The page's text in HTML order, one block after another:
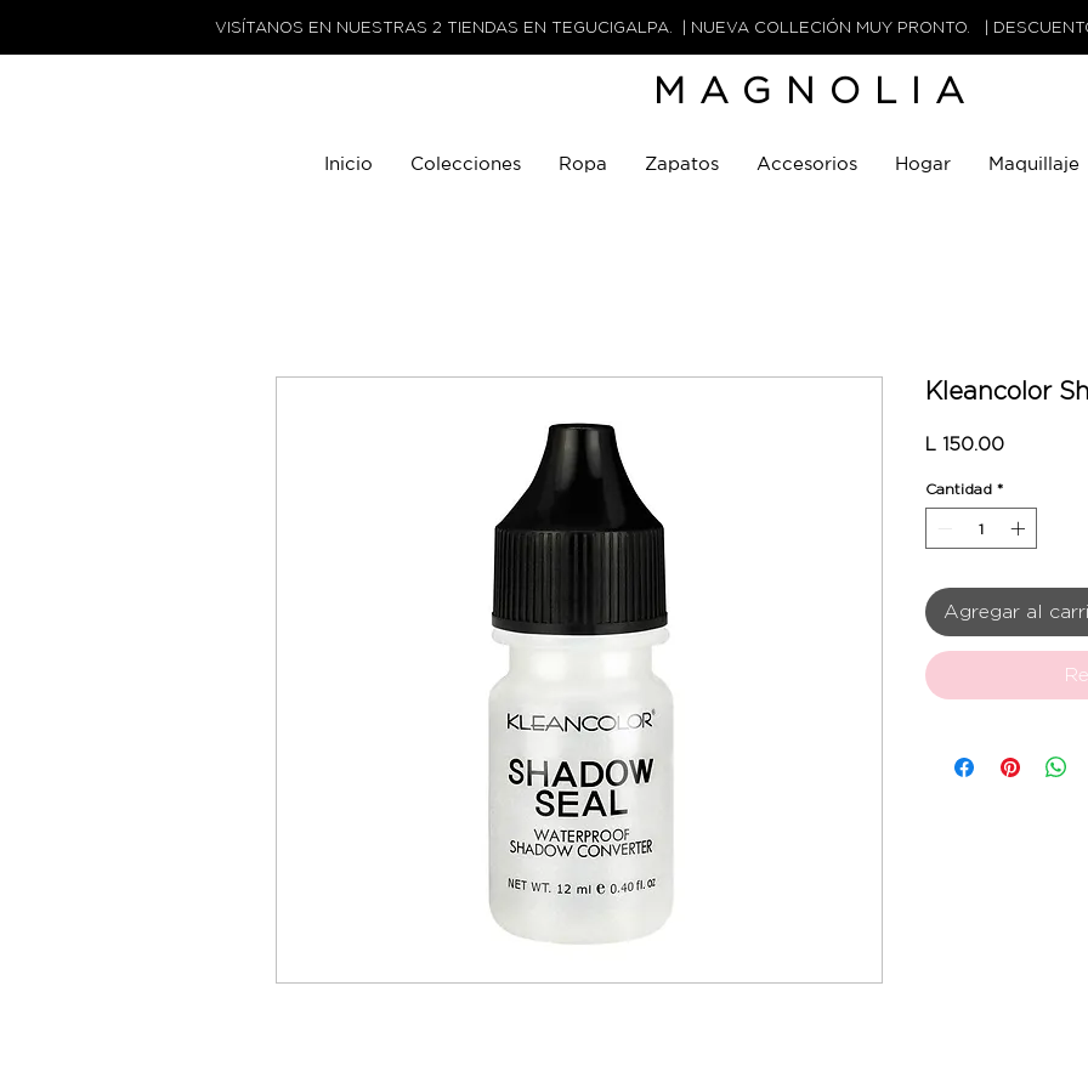
VISÍTANOS EN NUESTRAS 2 TIENDAS EN TEGUCIGALPA. | NUEVA COLLECIÓN MUY PRONTO. |
MAGNOLIA
Inicio Colecciones Ropa Zapatos Accesorios Hogar Maquillaje
Kleancolor
L 150.00Precio
Cantidad *
Agregar al